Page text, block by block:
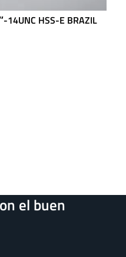
14UNC HSS-E BRAZIL
el buen